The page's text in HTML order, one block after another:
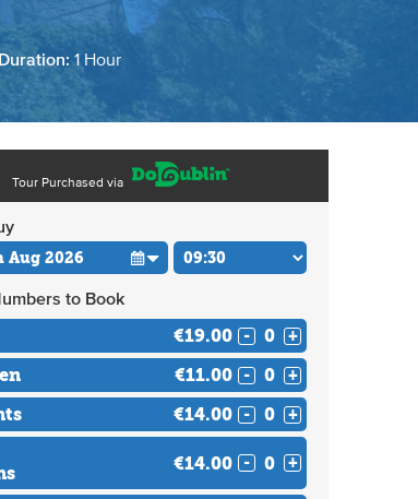
1 Hour
Tour Purchased via
to Book
€19.00 - +
€11.00 - +
€14.00 - +
€14.00 - +